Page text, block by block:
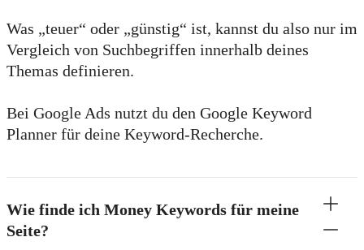
Was „teuer“ oder „günstig“ ist, kannst du also nur im
Vergleich von Suchbegriffen innerhalb deines
Themas definieren.
Bei Google Ads nutzt du den Google Keyword
Planner für deine Keyword-Recherche.
Wie finde ich Money Keywords für meine
Seite?